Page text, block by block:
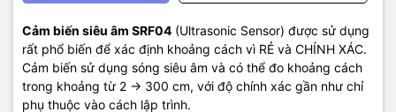
Cảm biến siêu âm SRF04 (Ultrasonic Sensor) được sử dụng
rất phổ biến để xác định khoảng cách vì RẺ và CHÍNH XÁC.
Cảm biến sử dụng sóng siêu âm và có thể đo khoảng cách
trong khoảng từ 2 -> 300 cm, với độ chính xác gần như chỉ
phụ thuộc vào cách lập trình.